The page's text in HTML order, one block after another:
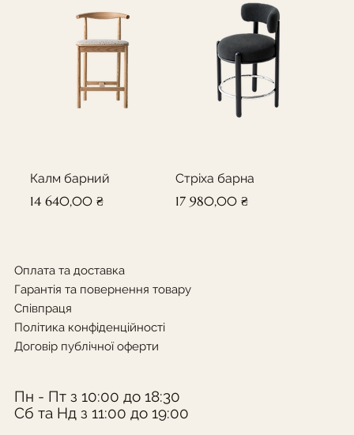
Калм барний
Ціна
14 640,00 ₴
Стріха барна
Ціна
17 980,00 ₴
Калм барний з
Стіл ІОН
Стіл ІОН (D1300)
Стіл Стріха
Поінт ( лімітована серія)
Оплата та доставка
Гарантія та повернення товару
Співпраця
Політика конфіденційності
Договір публічної оферти
Пн - Пт з 10:00 до 18:30
Сб та Нд з 11:00 до 19:00